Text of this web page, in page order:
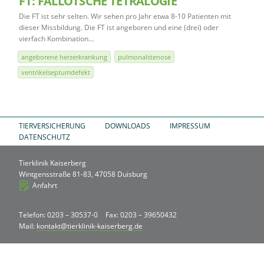
Die FT ist sehr selten. Wir sehen pro Jahr etwa 8-10 Patienten mit
dieser Missbildung. Die FT ist angeboren und eine (drei) oder
vierfach Kombination…
angeborene herzerkrankung
pulmonalstenose
ventrikelseptumdefekt
TIERVERSICHERUNG DOWNLOADS
IMPRESSUM
DATENSCHUTZ
Tierklinik Kaiserberg
Wintgensstraße 81-83, 47058 Duisburg
Anfahrt
Telefon: 0203 – 30537-0
Fax: 0203 – 39650432
Mail: kontakt@tierklinik-kaiserberg.de